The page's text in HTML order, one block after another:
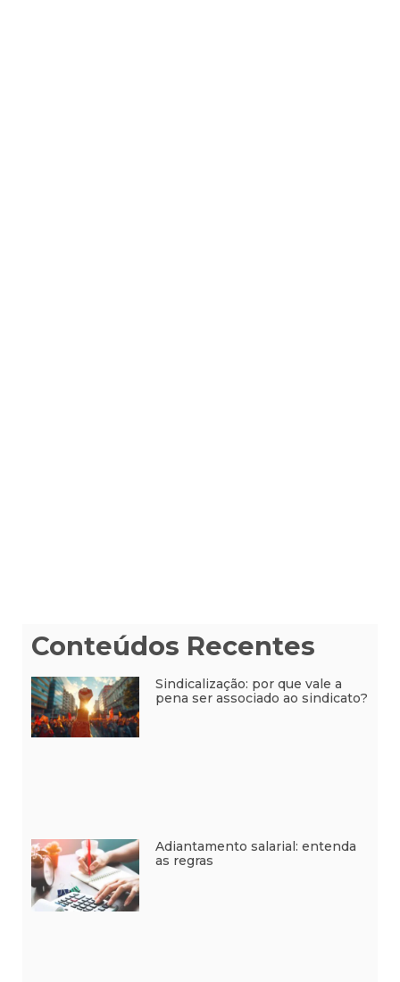
Conteúdos Recentes
Sindicalização: por que vale a
pena ser associado ao sindicato?
Adiantamento salarial: entenda
as regras